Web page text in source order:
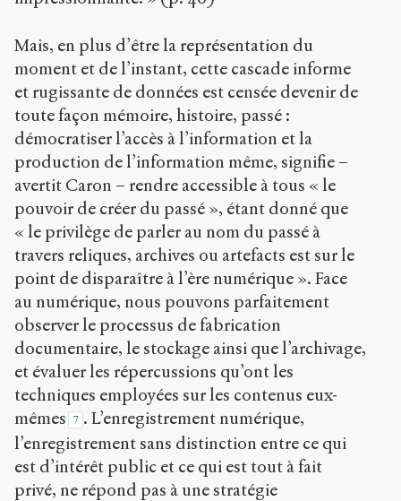
Mais, en plus d’être la représentation du
moment et de l’instant, cette cascade informe
et rugissante de données est censée devenir de
toute façon mémoire, histoire, passé :
démocratiser l’accès à l’information et la
production de l’information même, signifie –
avertit Caron – rendre accessible à tous « le
pouvoir de créer du passé », étant donné que
« le privilège de parler au nom du passé à
travers reliques, archives ou artefacts est sur le
point de disparaître à l’ère numérique ». Face
au numérique, nous pouvons parfaitement
observer le processus de fabrication
documentaire, le stockage ainsi que l’archivage,
et évaluer les répercussions qu’ont les
techniques employées sur les contenus eux-
mêmes 7 . L’enregistrement numérique,
l’enregistrement sans distinction entre ce qui
est d’intérêt public et ce qui est tout à fait
privé, ne répond pas à une stratégie